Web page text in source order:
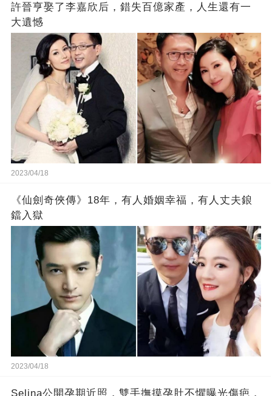
許晉亨娶了李嘉欣后，錯失百億家產，人生還有一
大遺憾
2023/04/18
《仙劍奇俠傳》18年，有人婚姻幸福，有人丈夫鋃
鐺入獄
2023/04/18
Selina公開孕期近照，雙手撫摸孕肚不懼曝光傷疤，